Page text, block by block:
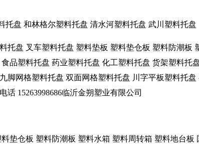
盘 和林格尔塑料托盘 清水河塑料托盘 武川塑料托盘
托盘 叉车塑料托盘 塑料垫板 塑料垫仓板 塑料防潮板
品塑料托盘 药业塑料托盘 化工塑料托盘 货架塑料托
脚网格塑料托盘 双面网格塑料托盘 川字平板塑料托
15263998686临沂金朔塑业有限公司
垫仓板 塑料防潮板 塑料水箱 塑料周转箱 塑料地台板